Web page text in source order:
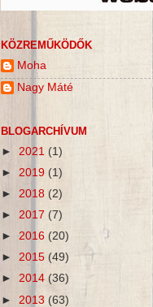
KÖZREMŰKÖDŐK
Moha
Nagy Máté
BLOGARCHÍVUM
► 2021 (1)
► 2019 (1)
► 2018 (2)
► 2017 (7)
► 2016 (20)
► 2015 (49)
► 2014 (36)
► 2013 (63)